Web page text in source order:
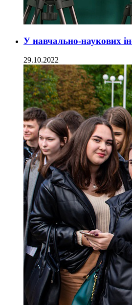
У навчально-наукових
29.10.2022